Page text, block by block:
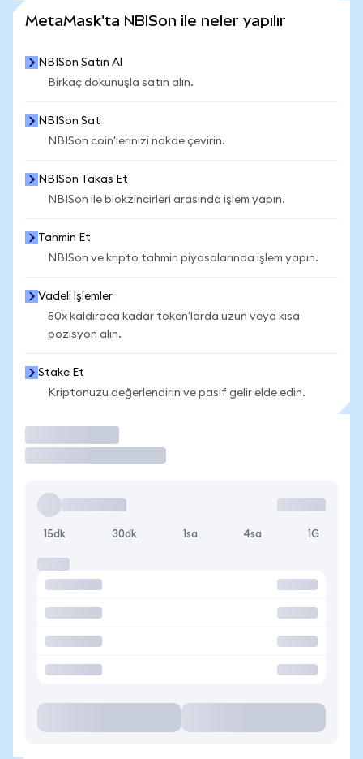
MetaMask'ta NBISon ile neler yapılır
NBISon Satın Al
Birkaç dokunuşla satın alın.
NBISon Sat
NBISon coin'lerinizi nakde çevirin.
NBISon Takas Et
NBISon ile blokzincirleri arasında işlem yapın.
Tahmin Et
NBISon ve kripto tahmin piyasalarında işlem yapın.
Vadeli İşlemler
50x kaldıraca kadar token'larda uzun veya kısa
pozisyon alın.
Stake Et
Kriptonuzu değerlendirin ve pasif gelir elde edin.
15dk 30dk 1sa 4sa 1G